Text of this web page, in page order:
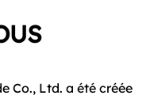
Co., Ltd. a été créée